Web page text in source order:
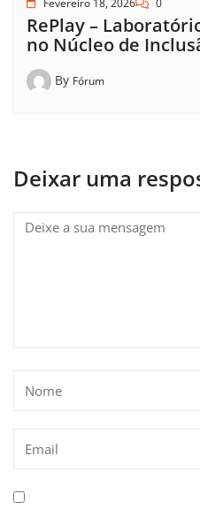
Fevereiro 18, 2026 0
RePlay –
no Núcleo de
By Fórum
Deixar uma